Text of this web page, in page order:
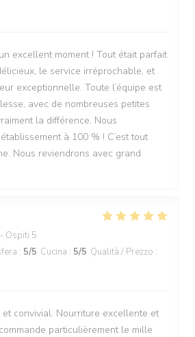
excellent moment ! Tout était parfait
le service irréprochable, et
exceptionnelle. Toute l’équipe est
avec de nombreuses petites
la différence. Nous
à 100 % ! C’est tout
Nous reviendrons avec grand
Ospiti 5
: 5/5 Cucina : 5/5 Qualità / Prezzo :
convivial. Nourriture excellente et
particulièrement le mille